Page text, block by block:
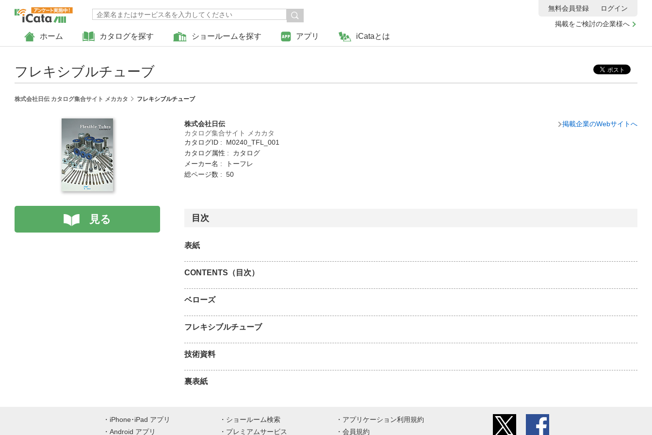
ホーム カタログを探す ショールームを探す アプリ iCataとは
掲載をご検討の企業様へ
無料会員登録 ログイン
フレキシブルチューブ
株式会社日伝 カタログ集合サイト メカカタ フレキシブルチューブ
見る
株式会社日伝
カタログ集合サイト メカカタ
カタログID : M0240_TFL_001
カタログ属性 : カタログ
メーカー名 : トーフレ
総ページ数 : 50
掲載企業のWebサイトへ
目次
表紙
CONTENTS（目次）
ベローズ
フレキシブルチューブ
技術資料
裏表紙
iPhone･iPad アプリ
Android アプリ
ショールーム検索
プレミアムサービス
アプリケーション利用規約
会員規約